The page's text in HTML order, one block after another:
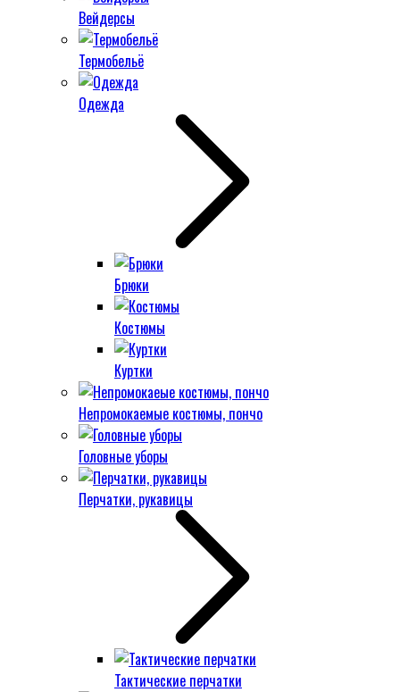
Вейдерсы
Термобельё
Одежда
Брюки
Костюмы
Куртки
Непромокаемые костюмы, пончо
Головные уборы
Перчатки, рукавицы
Тактические перчатки